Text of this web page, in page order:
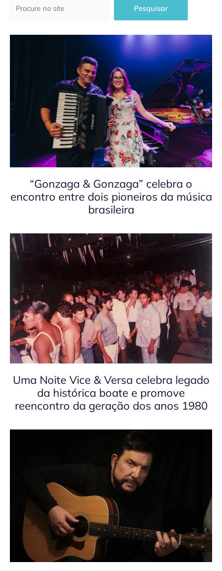
Pesquisar
“Gonzaga & Gonzaga” celebra o
encontro entre dois pioneiros da música
brasileira
Uma Noite Vice & Versa celebra legado
da histórica boate e promove
reencontro da geração dos anos 1980